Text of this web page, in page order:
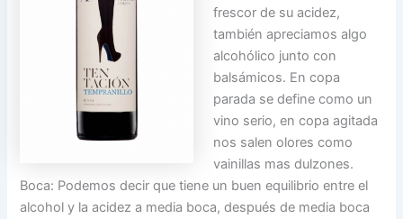
frescor de su acidez,
también apreciamos algo
alcohólico junto con
balsámicos. En copa
parada se define como un
vino serio, en copa agitada
nos salen olores como
vainillas mas dulzones.
Boca: Podemos decir que tiene un buen equilibrio entre el
alcohol y la acidez a media boca, después de media boca